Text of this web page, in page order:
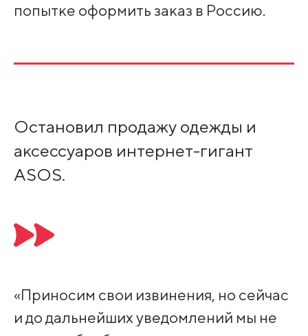
попытке оформить заказ в Россию.
Остановил продажу одежды и
аксессуаров интернет-гигант
ASOS.
«Приносим свои извинения, но сейчас
и до дальнейших уведомлений мы не